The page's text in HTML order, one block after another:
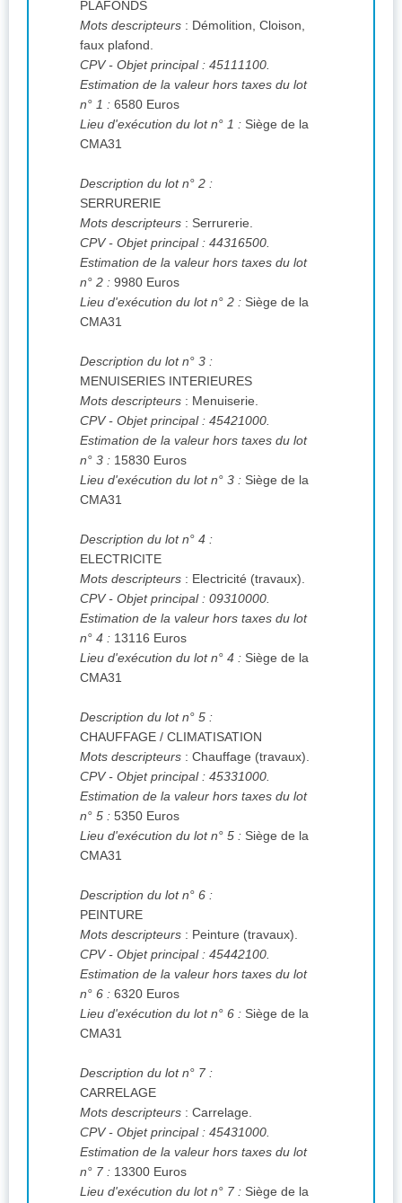
PLAFONDS
Mots descripteurs : Démolition, Cloison,
faux plafond.
CPV- Objet principal : 45111100.
Estimation de la valeur hors taxes du lot
n° 1 : 6580 Euros
Lieu d'exécution du lot n° 1 : Siège de la
CMA31
Description du lot n° 2 :
SERRURERIE
Mots descripteurs : Serrurerie.
CPV- Objet principal : 44316500.
Estimation de la valeur hors taxes du lot
n° 2 : 9980 Euros
Lieu d'exécution du lot n° 2 : Siège de la
CMA31
Description du lot n° 3 :
MENUISERIES INTERIEURES
Mots descripteurs : Menuiserie.
CPV- Objet principal : 45421000.
Estimation de la valeur hors taxes du lot
n° 3 : 15830 Euros
Lieu d'exécution du lot n° 3 : Siège de la
CMA31
Description du lot n° 4 :
ELECTRICITE
Mots descripteurs : Electricité (travaux).
CPV- Objet principal : 09310000.
Estimation de la valeur hors taxes du lot
n° 4 : 13116 Euros
Lieu d'exécution du lot n° 4 : Siège de la
CMA31
Description du lot n° 5 :
CHAUFFAGE / CLIMATISATION
Mots descripteurs : Chauffage (travaux).
CPV- Objet principal : 45331000.
Estimation de la valeur hors taxes du lot
n° 5 : 5350 Euros
Lieu d'exécution du lot n° 5 : Siège de la
CMA31
Description du lot n° 6 :
PEINTURE
Mots descripteurs : Peinture (travaux).
CPV- Objet principal : 45442100.
Estimation de la valeur hors taxes du lot
n° 6 : 6320 Euros
Lieu d'exécution du lot n° 6 : Siège de la
CMA31
Description du lot n° 7 :
CARRELAGE
Mots descripteurs : Carrelage.
CPV- Objet principal : 45431000.
Estimation de la valeur hors taxes du lot
n° 7 : 13300 Euros
Lieu d'exécution du lot n° 7 : Siège de la